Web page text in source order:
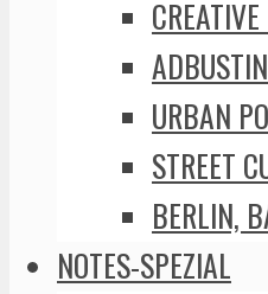
URBAN
STREET
BERLIN,
NOTES-SPEZIAL